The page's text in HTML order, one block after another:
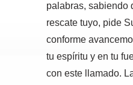
palabras, sabiendo
rescate tuyo, pide
conforme
tu espíritu y en tu
con este llamado.